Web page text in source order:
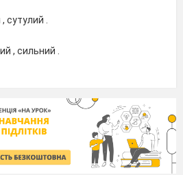
сутулий .
, сильний .